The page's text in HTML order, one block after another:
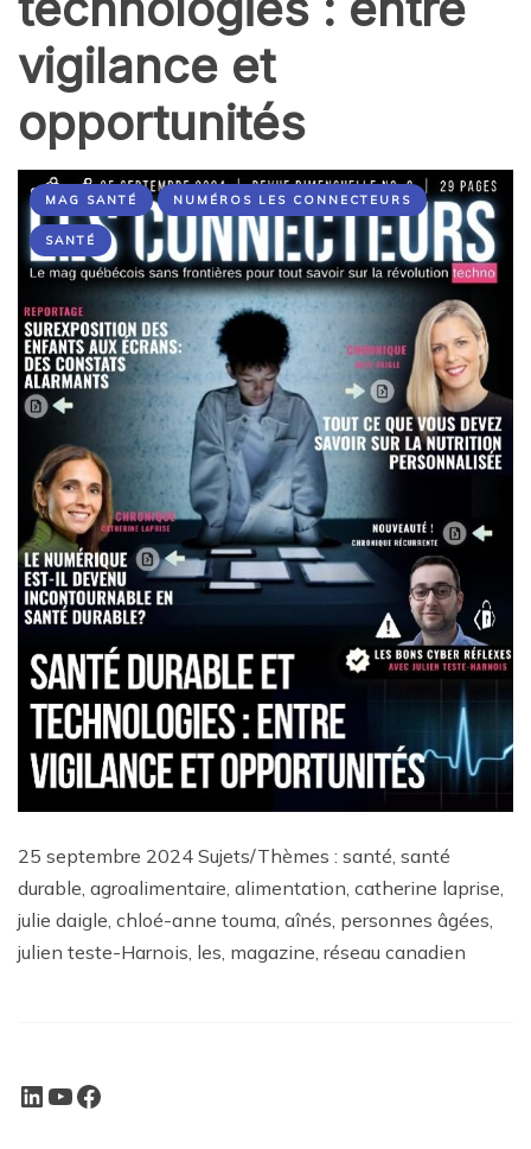
vigilance et
opportunités
MAG SANTÉ NUMÉROS LES CONNECTEURS
SANTÉ
25 septembre 2024 Sujets/Thèmes : santé, santé
durable, agroalimentaire, alimentation, catherine laprise,
julie daigle, chloé-anne touma, aînés, personnes âgées,
julien teste-Harnois, les, magazine, réseau canadien